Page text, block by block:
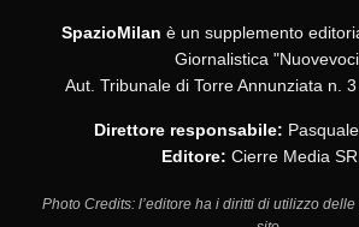
SpazioMilan è un supplemento
Giornalistica
Aut. Tribunale di Torre Annunziata n.
Direttore responsabile:
Editore: Cierre Media
Photo Credits: l’editore ha i diritti di utilizzo